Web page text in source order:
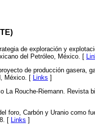
de exploración y
del Petróleo, México. [
de producción gasera,
México. [
Links ]
La Rouche-Riemann. Revista
foro, Carbón y Uranio como
[ Links ]